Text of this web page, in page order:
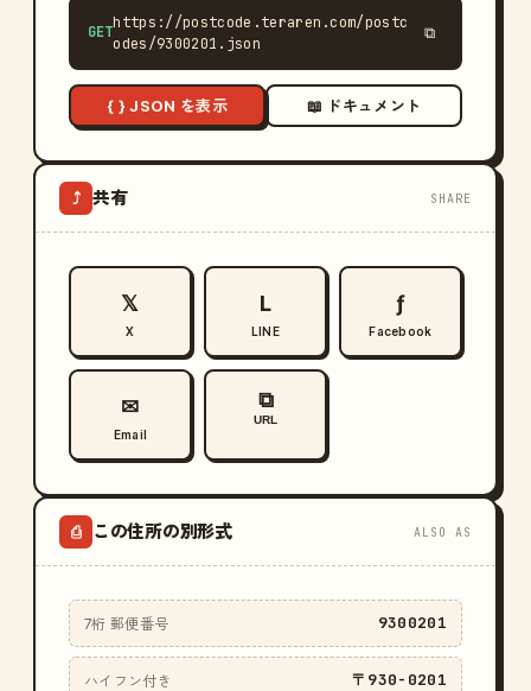
GET
https://postcode.teraren.com/postc
odes/9300201.json
⧉
{ } JSON を表示 📖 ドキュメント
⤴ 共有 SHARE
𝕏
X
L
LINE
ƒ
Facebook
✉
Email
⧉
URL
⎙ この住所の別形式 ALSO AS
7桁 郵便番号 9300201
ハイフン付き 〒930-0201